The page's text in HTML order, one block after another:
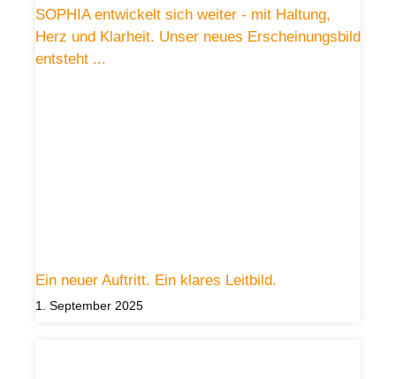
Ein neuer Auftritt. Ein klares Leitbild.
1. September 2025